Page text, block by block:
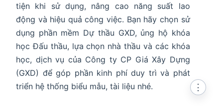
tiện khi sử dụng, nâng cao năng suất lao
động và hiệu quả công việc. Bạn hãy chọn sử
dụng phần mềm Dự thầu GXD, ủng hộ khóa
học Đấu thầu, lựa chọn nhà thầu và các khóa
học, dịch vụ của Công ty CP Giá Xây Dựng
(GXD) để góp phần kinh phí duy trì và phát
triển hệ thống biểu mẫu, tài liệu nhé.
⋮